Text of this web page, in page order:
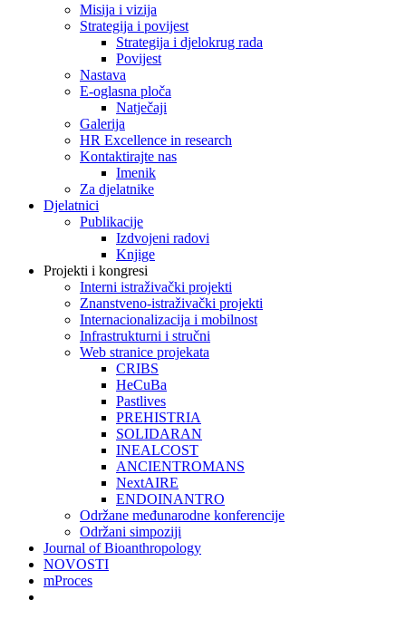
Misija i vizija
Strategija i povijest
Strategija i djelokrug rada
Povijest
Nastava
E-oglasna ploča
Natječaji
Galerija
HR Excellence in research
Kontaktirajte nas
Imenik
Za djelatnike
Djelatnici
Publikacije
Izdvojeni radovi
Knjige
Projekti i kongresi
Interni istraživački projekti
Znanstveno-istraživački projekti
Internacionalizacija i mobilnost
Infrastrukturni i stručni
Web stranice projekata
CRIBS
HeCuBa
Pastlives
PREHISTRIA
SOLIDARAN
INEALCOST
ANCIENTROMANS
NextAIRE
ENDOINANTRO
Održane međunarodne konferencije
Održani simpoziji
Journal of Bioanthropology
NOVOSTI
mProces